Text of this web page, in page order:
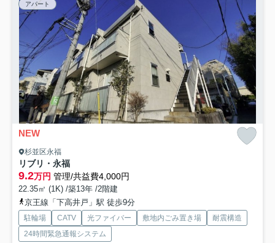
アパート
NEW
杉並区永福
リブリ・永福
9.2万円 管理/共益費4,000円
22.35㎡ (1K) /築13年 /2階建
京王線「下高井戸」駅 徒歩9分
駐輪場 CATV 光ファイバー 敷地内ごみ置き場
耐震構造
24時間緊急通報システム